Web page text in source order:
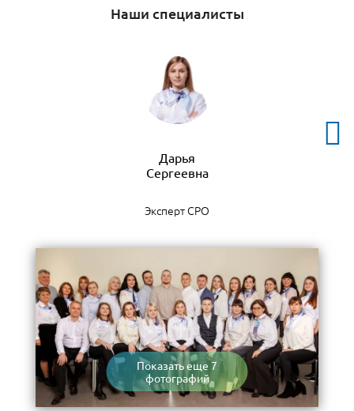
Наши специалисты
Дарья
Сергеевна
Эксперт СРО
Показать еще 7
фотографий